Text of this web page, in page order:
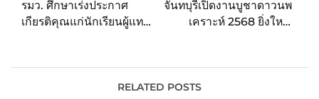
รมว. ศึกษาเร่งประกาศ
เกียรติคุณแก่นักเรียนผู้แทน
จันทบุรีเปิดงานบูชาดาวนพ
เคราะห์ 2568 ยิ่งใหญ่
RELATED POSTS